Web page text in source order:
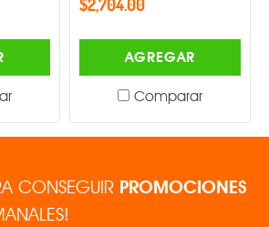
$2,704.00
AGREGAR
Comparar
CONSEGUIR PROMOCIONES